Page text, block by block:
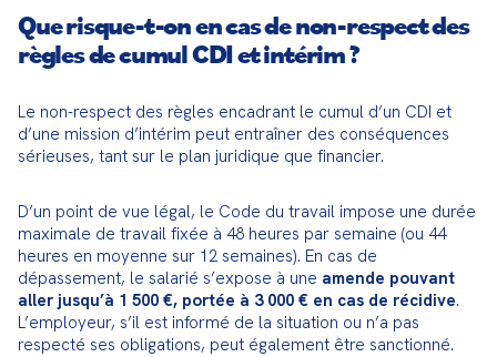
Que risque-t-on en cas de non-respect des
règles de cumul CDI et intérim ?
Le non-respect des règles encadrant le cumul d’un CDI et
d’une mission d’intérim peut entraîner des conséquences
sérieuses, tant sur le plan juridique que financier.
D’un point de vue légal, le Code du travail impose une durée
maximale de travail fixée à 48 heures par semaine (ou 44
heures en moyenne sur 12 semaines). En cas de
dépassement, le salarié s’expose à une amende pouvant
aller jusqu’à 1 500 €, portée à 3 000 € en cas de récidive.
L’employeur, s’il est informé de la situation ou n’a pas
respecté ses obligations, peut également être sanctionné.